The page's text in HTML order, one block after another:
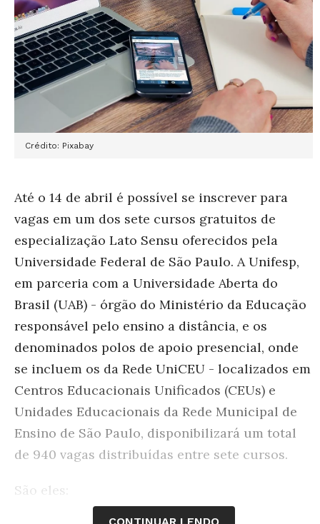
Crédito: Pixabay
Até o 14 de abril é possível se inscrever para
vagas em um dos sete cursos gratuitos de
especialização Lato Sensu oferecidos pela
Universidade Federal de São Paulo. A Unifesp,
em parceria com a Universidade Aberta do
Brasil (UAB) - órgão do Ministério da Educação
responsável pelo ensino a distância, e os
denominados polos de apoio presencial, onde
se incluem os da Rede UniCEU - localizados em
Centros Educacionais Unificados (CEUs) e
Unidades Educacionais da Rede Municipal de
Ensino de São Paulo, disponibilizará um total
de 940 vagas distribuídas entre sete cursos.
São eles: